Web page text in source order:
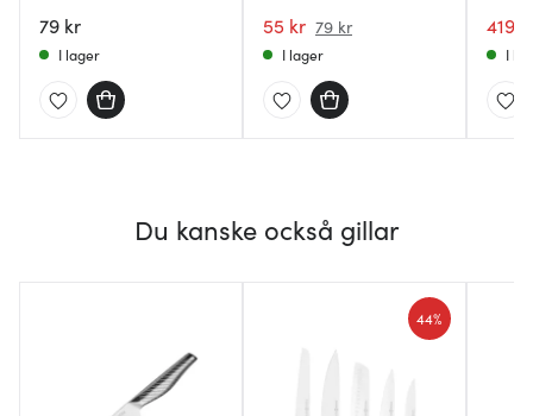
cm klar
79 kr
I lager
pack grå
55 kr 79 kr
I lager
419
I
Du kanske också gillar
44%